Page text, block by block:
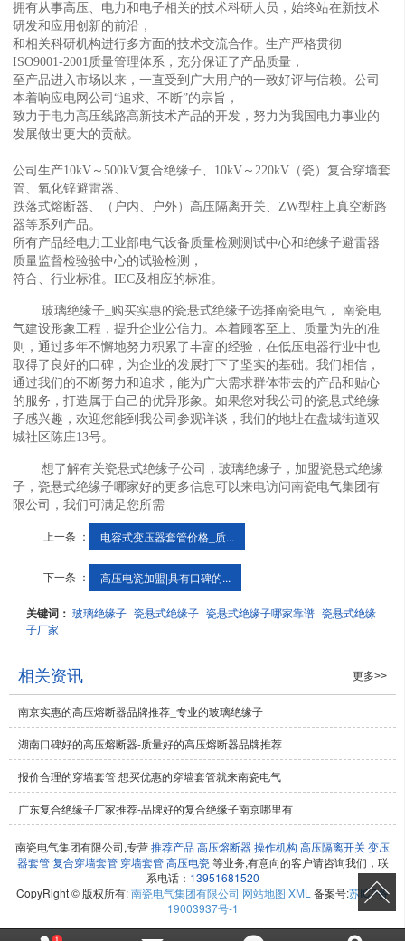
拥有从事高压、电力和电子相关的技术科研人员，始终站在新技术
研发和应用创新的前沿，
和相关科研机构进行多方面的技术交流合作。生产严格贯彻
ISO9001-2001质量管理体系，充分保证了产品质量，
至产品进入市场以来，一直受到广大用户的一致好评与信赖。公司
本着响应电网公司“追求、不断”的宗旨，
致力于电力高压线路高新技术产品的开发，努力为我国电力事业的
发展做出更大的贡献。
公司生产10kV～500kV复合绝缘子、10kV～220kV（瓷）复合穿墙套
管、氧化锌避雷器、
跌落式熔断器、（户内、户外）高压隔离开关、ZW型柱上真空断路
器等系列产品。
所有产品经电力工业部电气设备质量检测测试中心和绝缘子避雷器
质量监督检验验中心的试验检测，
符合、行业标准。IEC及相应的标准。
玻璃绝缘子_购买实惠的瓷悬式绝缘子选择南瓷电气， 南瓷电
气建设形象工程，提升企业公信力。本着顾客至上、质量为先的准
则，通过多年不懈地努力积累了丰富的经验，在低压电器行业中也
取得了良好的口碑，为企业的发展打下了坚实的基础。我们相信，
通过我们的不断努力和追求，能为广大需求群体带去的产品和贴心
的服务，打造属于自己的优异形象。如果您对我公司的瓷悬式绝缘
子感兴趣，欢迎您能到我公司参观详谈，我们的地址在盘城街道双
城社区陈庄13号。
想了解有关瓷悬式绝缘子公司，玻璃绝缘子，加盟瓷悬式绝缘
子，瓷悬式绝缘子哪家好的更多信息可以来电访问南瓷电气集团有
限公司，我们可满足您所需
上一条 ： 电容式变压器套管价格_质...
下一条 ： 高压电瓷加盟|具有口碑的...
关键词：玻璃绝缘子 瓷悬式绝缘子 瓷悬式绝缘子哪家靠谱 瓷悬式绝缘
子厂家
相关资讯 更多>>
南京实惠的高压熔断器品牌推荐_专业的玻璃绝缘子
湖南口碑好的高压熔断器-质量好的高压熔断器品牌推荐
报价合理的穿墙套管 想买优惠的穿墙套管就来南瓷电气
广东复合绝缘子厂家推荐-品牌好的复合绝缘子南京哪里有
南瓷电气集团有限公司,专营推荐产品高压熔断器操作机构 高压隔离开关变压
器套管 复合穿墙套管 穿墙套管 高压电瓷 等业务,有意向的客户请咨询我们，联
系电话： 13951681520
CopyRight © 版权所有:南瓷电气集团有限公司 网站地图 XML 备案号:苏ICP备
19003937号-1